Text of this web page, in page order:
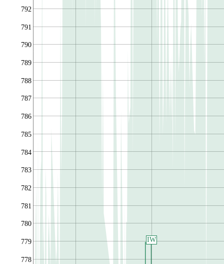
778
779
780
781
782
783
784
785
786
787
788
789
790
791
792
IW